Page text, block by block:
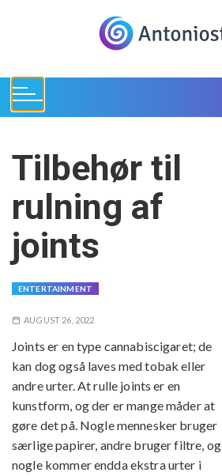
Tilbehør til
rulning af
joints
ENTERTAINMENT
AUGUST 26, 2022
Joints er en type cannabiscigaret; de
kan dog også laves med tobak eller
andre urter. At rulle joints er en
kunstform, og der er mange måder at
gøre det på. Nogle mennesker bruger
særlige papirer, andre bruger filtre, og
nogle kommer endda ekstra urter i